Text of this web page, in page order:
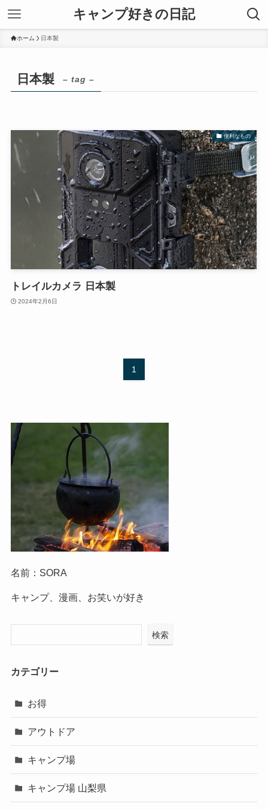
キャンプ好きの日記
ホーム 日本製
日本製 – tag –
便利なもの
トレイルカメラ 日本製
2024年2月6日
1
名前：SORA
キャンプ、漫画、お笑いが好き
検索
カテゴリー
お得
アウトドア
キャンプ場
キャンプ場 山梨県